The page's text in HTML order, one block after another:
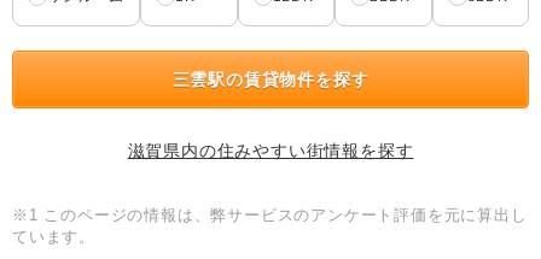
三雲駅の賃貸物件を探す
滋賀県内の住みやすい街情報を探す
※1 このページの情報は、弊サービスのアンケート評価を元に算出し
ています。